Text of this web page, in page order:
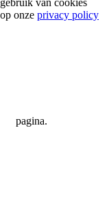
onze privacy policy
pagina.